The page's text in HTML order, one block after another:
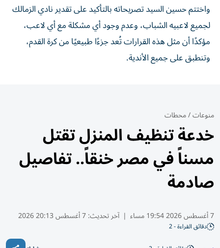
واختتم حسين السيد تصريحاته بالتأكيد على تقدير نادي الزمالك
لجميع لاعبيه الشباب، وعدم وجود أي مشكلة مع أي لاعب،
مؤكدًا أن مثل هذه القرارات تُعد جزءًا طبيعيًا من كرة القدم،
وتنطبق على جميع الأندية.
منوعات/محطات
خدعة تنظيف المنزل تقتل
مسناً في مصر خنقاً.. تفاصيل
صادمة
7 أغسطس 2026 19:54 مساء | آخر تحديث:7 أغسطس 20:13 2026
دقائق القراءة - 2